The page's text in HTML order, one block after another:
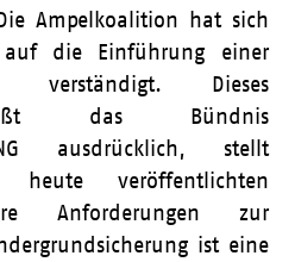
Die Ampelkoalition hat sich
auf die Einführung einer
verständigt. Dieses
das Bündnis
ausdrücklich, stellt
veröffentlichten
Anforderungen zur
ist eine